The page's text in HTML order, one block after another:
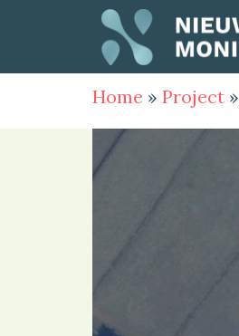
Home » Project »